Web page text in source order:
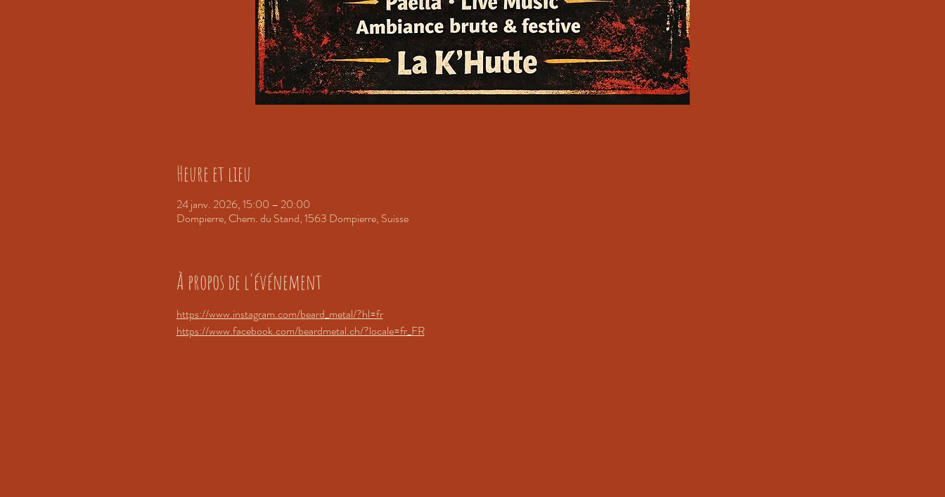
Heure et lieu
24 janv. 2026, 15:00 – 20:00
Dompierre, Chem. du Stand, 1563 Dompierre, Suisse
À propos de l'événement
https://www.instagram.com/beard_metal/?hl=fr
https://www.facebook.com/beardmetal.ch/?locale=fr_FR